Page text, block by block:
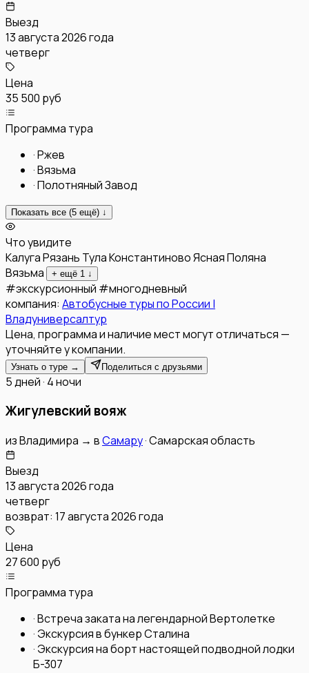
Выезд
13 августа 2026 года
четверг
Цена
35 500 руб
Программа тура
·Ржев
·Вязьма
·Полотняный Завод
Показать все (5 ещё) ↓
Что увидите
КалугаРязань ТулаКонстантиновоЯсная Поляна
Вязьма
+ ещё 1 ↓
#экскурсионный #многодневный
компания: Автобусные туры по России |
Владуниверсалтур
Цена, программа и наличие мест могут отличаться —
уточняйте у компании.
Узнать о туре → Поделиться с друзьями
5 дней · 4 ночи
Жигулевский вояж
изВладимира → вСамару·Самарская область
Выезд
13 августа 2026 года
четверг
возврат: 17 августа 2026 года
Цена
27 600 руб
Программа тура
·Встреча заката на легендарной Вертолетке
· Экскурсия в бункер Сталина
· Экскурсия на борт настоящей подводной лодки
Б-307